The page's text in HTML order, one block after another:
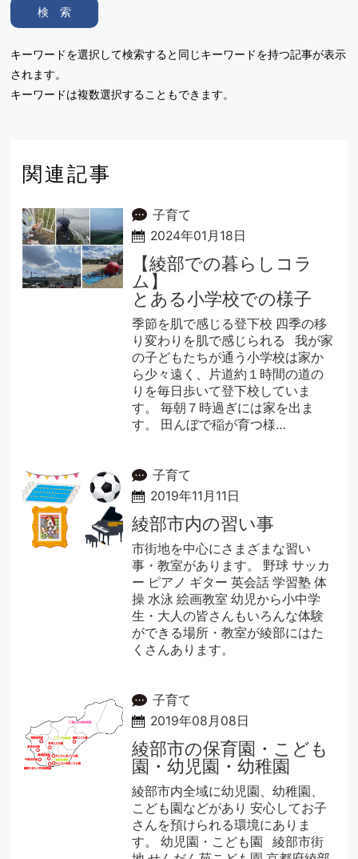
キーワードを選択して検索すると同じキーワードを持つ記事が表示
されます。
キーワードは複数選択することもできます。
検 索
関連記事
子育て
2024年01月18日
【綾部での暮らしコラ
ム】
とある小学校での様子
季節を肌で感じる登下校 四季の移
り変わりを肌で感じられる 我が家
の子どもたちが通う小学校は家か
ら少々遠く、片道約１時間の道の
りを毎日歩いて登下校していま
す。 毎朝７時過ぎには家を出ま
す。 田んぼで稲が育つ様…
子育て
2019年11月11日
綾部市内の習い事
市街地を中心にさまざまな習い
事・教室があります。 野球 サッカ
ー ピアノ ギター 英会話 学習塾 体
操 水泳 絵画教室 幼児から小中学
生・大人の皆さんもいろんな体験
ができる場所・教室が綾部にはた
くさんあります。
子育て
2019年08月08日
綾部市の保育園・こども
園・幼児園・幼稚園
綾部市内全域に幼児園、幼稚園、
こども園などがあり 安心してお子
さんを預けられる環境にありま
す。 幼児園・こども園 綾部市街